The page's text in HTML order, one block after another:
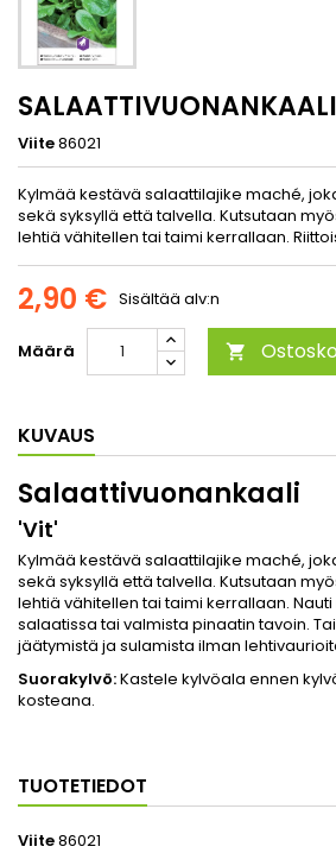
Viite86021
Kylmää kestävä salaattilajike maché,
sekä syksyllä että talvella. Kutsutaan
lehtiä vähitellen tai taimi kerrallaan.
2,90 € Sisältää alv:n
Määrä 
KUVAUS
Salaattivuonankaali
'Vit'
Kylmää kestävä salaattilajike maché,
sekä syksyllä että talvella. Kutsutaan
lehtiä vähitellen tai taimi kerrallaan.
salaatissa tai valmista pinaatin tavoin.
jäätymistä ja sulamista ilman
Suorakylvö:Kastele kylvöala ennen
kosteana.
TUOTETIEDOT
Viite86021